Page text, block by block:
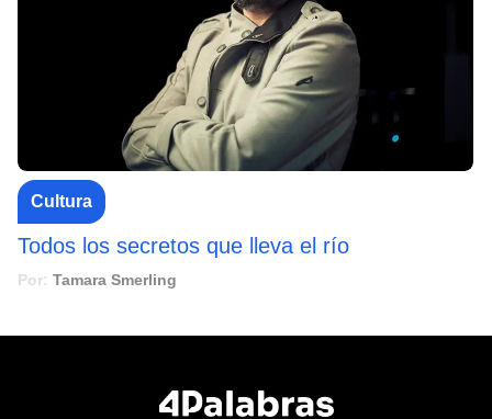
Cultura
Todos los secretos que lleva el río
Por: Tamara Smerling